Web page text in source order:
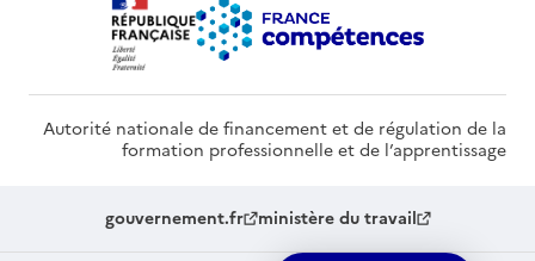
Autorité nationale de financement et de régulation de la
formation professionnelle et de l’apprentissage
gouvernement.fr ministère du travail